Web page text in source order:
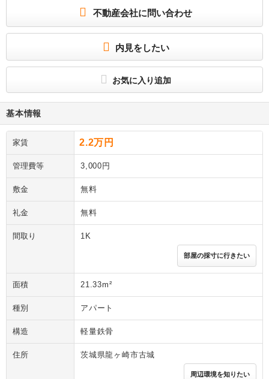
不動産会社に問い合わせ
内見をしたい
お気に入り追加
基本情報
家賃 2.2万円
管理費等 3,000円
敷金 無料
礼金 無料
間取り 1K
部屋の採寸に行きたい
面積 21.33m²
種別 アパート
構造 軽量鉄骨
住所 茨城県龍ヶ崎市古城
周辺環境を知りたい